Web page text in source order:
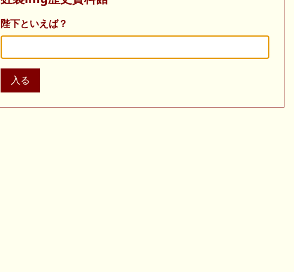
陛下といえば？
入る